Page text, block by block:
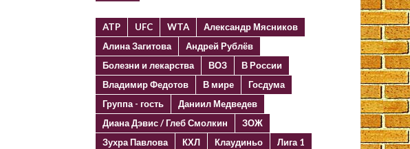
ATP UFC WTA
Александр Мясников
Алина Загитова
Андрей Рублёв
Болезни и лекарства
ВОЗ
В России
Владимир Федотов
В мире
Госдума
Группа - гость
Даниил Медведев
Диана Дэвис / Глеб Смолкин
ЗОЖ
Зухра Павлова
КХЛ Клаудиньо
Лига 1